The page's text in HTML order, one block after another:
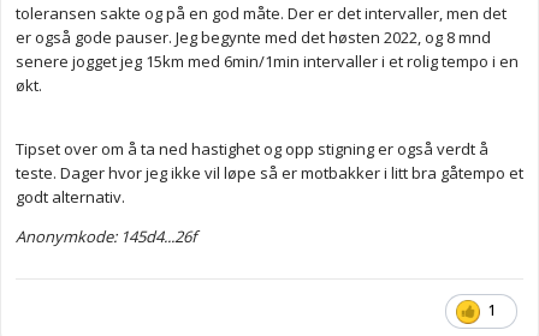
toleransen sakte og på en god måte. Der er det intervaller, men det
er også gode pauser. Jeg begynte med det høsten 2022, og 8 mnd
senere jogget jeg 15km med 6min/1min intervaller i et rolig tempo i en
økt.
Tipset over om å ta ned hastighet og opp stigning er også verdt å
teste. Dager hvor jeg ikke vil løpe så er motbakker i litt bra gåtempo et
godt alternativ.
Anonymkode: 145d4...26f
1